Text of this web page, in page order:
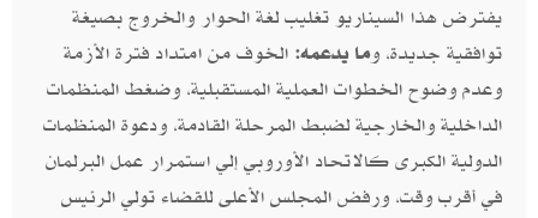
يفترض هذا السيناريو تغليب لغة الحوار والخروج بصيغة
توافقية جديدة، وما يدعمه: الخوف من امتداد فترة الأزمة
وعدم وضوح الخطوات العملية المستقبلية، وضغط المنظمات
الداخلية والخارجية لضبط المرحلة القادمة، ودعوة المنظمات
الدولية الكبرى كالاتحاد الأوروبي إلي استمرار عمل البرلمان
في أقرب وقت، ورفض المجلس الأعلى للقضاء تولي الرئيس